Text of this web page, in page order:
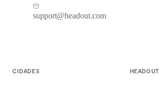
support@headout.com
CIDADES HEADOUT